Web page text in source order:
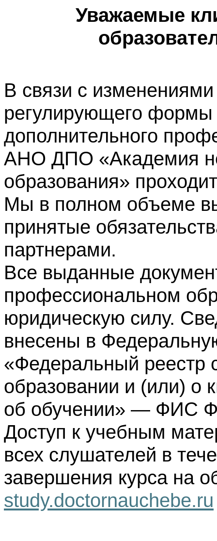
Уважаемые
В связи с изменениями
регулирующего формы
дополнительного
АНО ДПО «Академия
образования»
Мы в полном объеме
принятые
партнерами.
Все выданные
профессиональном
юридическую силу.
внесены в
«Федеральный реестр
образовании и (или) о
об обучении» — ФИС
Доступ к учебным
всех слушателей в
завершения курса на
study.doctornauchebe.ru